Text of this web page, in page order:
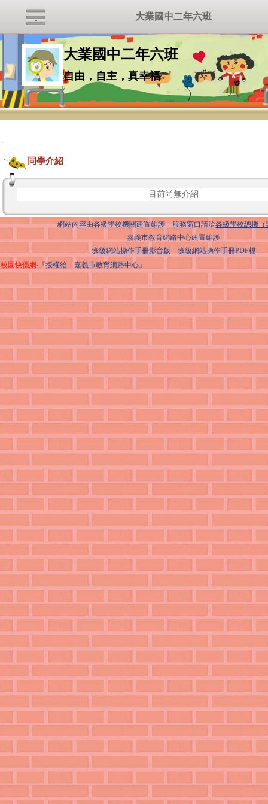
大業國中二年六班
自由，自主，真幸福
:::
同學介紹
目前尚無介紹
網站內容由各級學校機關建置維護 服務窗口請洽各級學校總機（
嘉義市教育網路中心建置維護
班級網站操作手冊影音版
班級網站操作手冊PDF檔
校園快優網‧『授權給：嘉義市教育網路中心』
大業國中二年六班